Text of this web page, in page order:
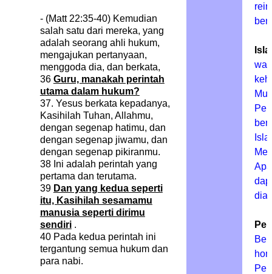
- (Matt 22:35-40) Kemudian
salah satu dari mereka, yang
adalah seorang ahli hukum,
mengajukan pertanyaan,
menggoda dia, dan berkata,
36 Guru, manakah perintah
utama dalam hukum?
37. Yesus berkata kepadanya,
Kasihilah Tuhan, Allahmu,
dengan segenap hatimu, dan
dengan segenap jiwamu, dan
dengan segenap pikiranmu.
38 Ini adalah perintah yang
pertama dan terutama.
39 Dan yang kedua seperti
itu, Kasihilah sesamamu
manusia seperti dirimu
sendiri.
40 Pada kedua perintah ini
tergantung semua hukum dan
para nabi.